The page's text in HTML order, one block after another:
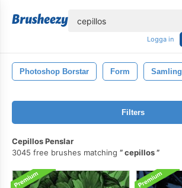
Logga in
Photoshop Borstar Form Samling
Filters
Cepillos Penslar
3045 free brushes matching
cepillos